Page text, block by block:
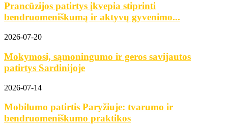
Prancūzijos patirtys įkvepia stiprinti
bendruomeniškumą ir aktyvų gyvenimo...
2026-07-20
Mokymosi, sąmoningumo ir geros savijautos
patirtys Sardinijoje
2026-07-14
Mobilumo patirtis Paryžiuje: tvarumo ir
bendruomeniškumo praktikos